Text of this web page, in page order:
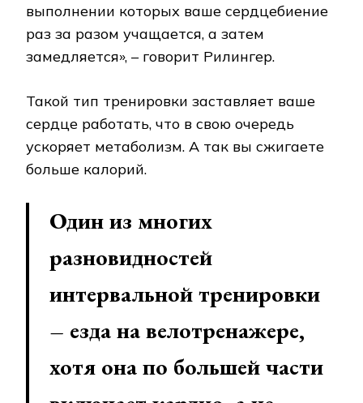
выполнении которых ваше сердцебиение
раз за разом учащается, а затем
замедляется», – говорит Рилингер.
Такой тип тренировки заставляет ваше
сердце работать, что в свою очередь
ускоряет метаболизм. А так вы сжигаете
больше калорий.
Один из многих
разновидностей
интервальной тренировки
– езда на велотренажере,
хотя она по большей части